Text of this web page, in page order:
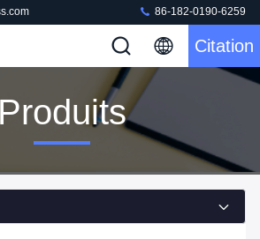
86-182-0190-6259
Citation
Produits